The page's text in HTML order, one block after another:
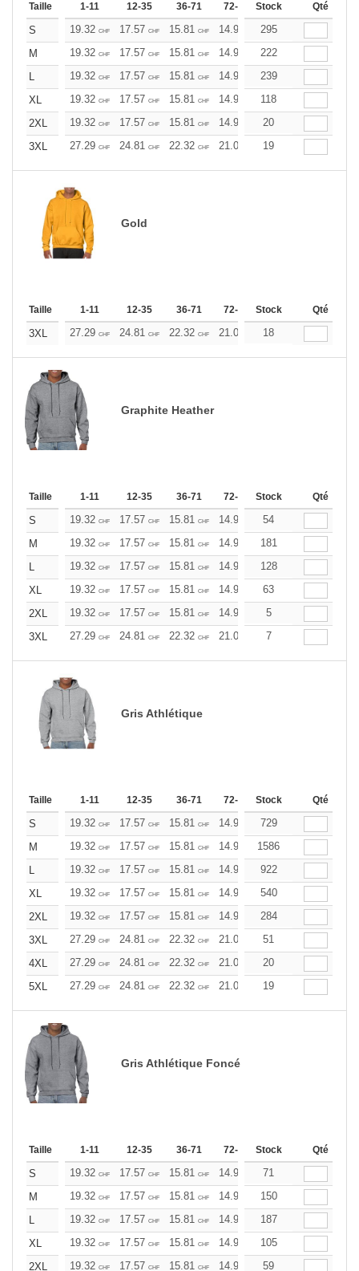
Taille 1-11 12-35 36-71 72-143 144-287 288 +
Stock Qté
S 19.32 CHF 17.57 CHF 15.81 CHF 14.93 14.06
295
M
19.32 CHF 17.57 CHF 15.81 CHF 14.93 14.06
222
L
19.32 CHF 17.57 CHF 15.81 CHF 14.93 14.06
239
XL
19.32 CHF 17.57 CHF 15.81 CHF 14.93 14.06
118
2XL
19.32 CHF 17.57 CHF 15.81 CHF 14.93 14.06
20
3XL
27.29 CHF 24.81 CHF 22.32 CHF 21.09 19.85
19
Gold
Taille 1-11 12-35 36-71 72-143 144-287 288 +
Stock Qté
3XL 27.29 CHF 24.81 CHF 22.32 CHF 21.09 19.85
18
Graphite Heather
Taille 1-11 12-35 36-71 72-143 144-287 288 +
Stock Qté
S 19.32 CHF 17.57 CHF 15.81 CHF 14.93 14.06
54
M
19.32 CHF 17.57 CHF 15.81 CHF 14.93 14.06
181
L
19.32 CHF 17.57 CHF 15.81 CHF 14.93 14.06
128
XL
19.32 CHF 17.57 CHF 15.81 CHF 14.93 14.06
63
2XL
19.32 CHF 17.57 CHF 15.81 CHF 14.93 14.06
5
3XL
27.29 CHF 24.81 CHF 22.32 CHF 21.09 19.85
7
Gris Athlétique
Taille 1-11 12-35 36-71 72-143 144-287 288 +
Stock Qté
S 19.32 CHF 17.57 CHF 15.81 CHF 14.93 14.06
729
M
19.32 CHF 17.57 CHF 15.81 CHF 14.93 14.06
1586
L
19.32 CHF 17.57 CHF 15.81 CHF 14.93 14.06
922
XL
19.32 CHF 17.57 CHF 15.81 CHF 14.93 14.06
540
2XL
19.32 CHF 17.57 CHF 15.81 CHF 14.93 14.06
284
3XL
27.29 CHF 24.81 CHF 22.32 CHF 21.09 19.85
51
4XL
27.29 CHF 24.81 CHF 22.32 CHF 21.09 19.85
20
5XL
27.29 CHF 24.81 CHF 22.32 CHF 21.09 19.85
19
Gris Athlétique Foncé
Taille 1-11 12-35 36-71 72-143 144-287 288 +
Stock Qté
S 19.32 CHF 17.57 CHF 15.81 CHF 14.93 14.06
71
M
19.32 CHF 17.57 CHF 15.81 CHF 14.93 14.06
150
L
19.32 CHF 17.57 CHF 15.81 CHF 14.93 14.06
187
XL
19.32 CHF 17.57 CHF 15.81 CHF 14.93 14.06
105
2XL
19.32 CHF 17.57 CHF 15.81 CHF 14.93 14.06
59